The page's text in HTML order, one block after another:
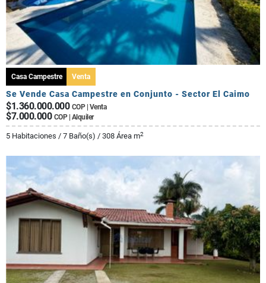
Casa Campestre Venta
Se Vende Casa Campestre en Conjunto - Sector El Caimo
$1.360.000.000 COP | Venta
$7.000.000 COP | Alquiler
5 Habitaciones / 7 Baño(s) / 308 Área m2